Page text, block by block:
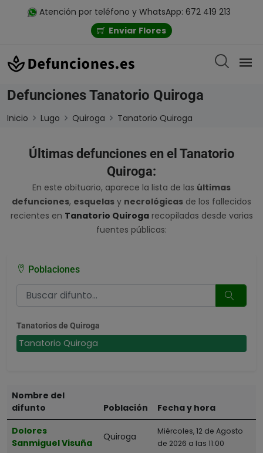
Atención por teléfono y WhatsApp: 672 419 213
Enviar Flores
Defunciones Tanatorio Quiroga
Inicio Lugo Quiroga Tanatorio Quiroga
Últimas defunciones en el Tanatorio
Quiroga:
En este obituario, aparece la lista de las últimas
defunciones, esquelas y necrológicas de los fallecidos
recientes en Tanatorio Quirogarecopiladas desde varias
fuentes públicas:
Poblaciones
Tanatorios de Quiroga
Tanatorio Quiroga
Nombre del
difunto
Población
Fecha y hora
Dolores
Sanmiguel Visuña
Quiroga
Miércoles, 12 de Agosto
de 2026 a las 11:00